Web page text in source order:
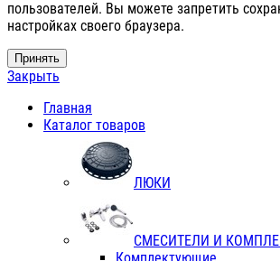
пользователей. Вы можете запретить
настройках своего браузера.
Принять
Закрыть
Главная
Каталог товаров
ЛЮКИ
СМЕСИТЕЛИ И